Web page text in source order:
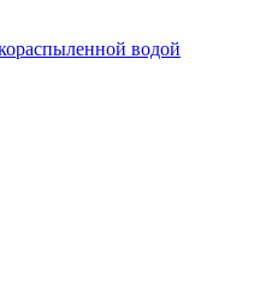
водой